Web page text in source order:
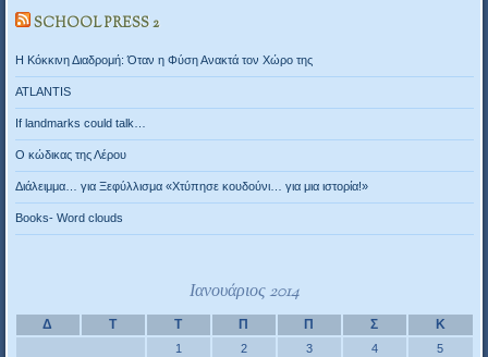
SCHOOL PRESS 2
Η Κόκκινη Διαδρομή: Όταν η Φύση Ανακτά τον Χώρο της
ATLANTIS
If landmarks could talk…
Ο κώδικας της Λέρου
Διάλειμμα… για Ξεφύλλισμα «Χτύπησε κουδούνι… για μια ιστορία!»
Books- Word clouds
Ιανουάριος 2014
Δ Τ Τ Π Π Σ Κ
1 2 3 4
5